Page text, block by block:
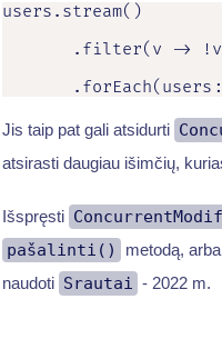
users.stream()
.filter(v ->
Jis taip pat gali atsidurti
atsirasti daugiau išimčių,
Išspręsti
pašalinti()
metodą,
naudoti Srautai - 2022 m.